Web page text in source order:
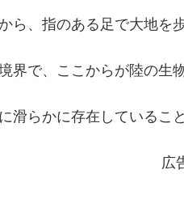
ら、指のある足で大地を
界で、ここからが陸の生
滑らかに存在しているこ
広